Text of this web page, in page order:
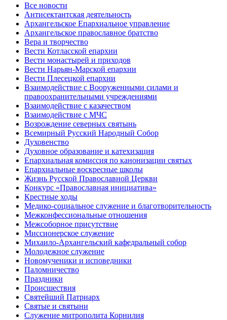
Все новости
Антисектантская деятельность
Архангельское Епархиальное управление
Архангельское православное братство
Вера и творчество
Вести Котласской епархии
Вести монастырей и приходов
Вести Нарьян-Марской епархии
Вести Плесецкой епархии
Взаимодействие с Вооруженными силами и
правоохранительными учреждениями
Взаимодействие с казачеством
Взаимодействие с МЧС
Возрождение северных святынь
Всемирный Русский Народный Собор
Духовенство
Духовное образование и катехизация
Епархиальная комиссия по канонизации святых
Епархиальные воскресные школы
Жизнь Русской Православной Церкви
Конкурс «Православная инициатива»
Крестные ходы
Медико-социальное служение и благотворительность
Межконфессиональные отношения
Межсоборное присутствие
Миссионерское служение
Михаило-Архангельский кафедральный собор
Молодежное служение
Новомученики и исповедники
Паломничество
Праздники
Происшествия
Святейший Патриарх
Святые и святыни
Служение митрополита Корнилия